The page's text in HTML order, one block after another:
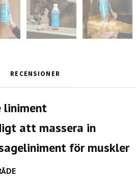
RECENSIONER
liniment
att massera in
för muskler